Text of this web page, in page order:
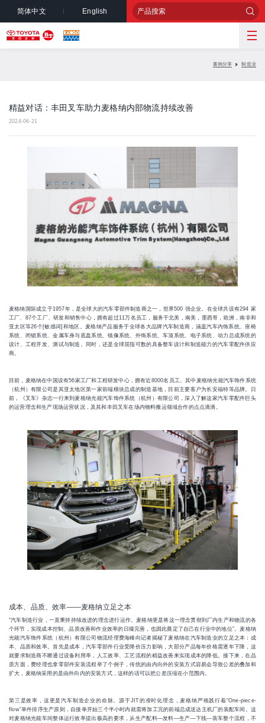
简体中文 English
案例分享 制造业
精益对话：丰田叉车助力麦格纳内部物流持续改善
2024-06-21
麦格纳国际成立于1957年，是全球大的汽车零部件制造商之一，世界500 强企业。在全球共设有294 家
工厂、87个工厂、研发和销售中心，拥有超过11万名员工，服务于北美，南美，墨西哥，欧洲，南非和
亚太区等26个[敏感词]和地区。麦格纳产品服务于全球各大品牌汽车制造商，涵盖汽车内饰系统、座椅
系统、闭锁系统、金属车身与底盘系统、镜像系统、外饰系统、车顶系统、电子系统、动力总成系统的
设计、工程开发、测试与制造。同时，还是全球屈指可数的具备整车设计和制造能力的汽车零配件供应
商。
目前，麦格纳在中国设有56家工厂和工程研发中心，拥有近8000名员工。其中麦格纳光能汽车饰件系统
（杭州）有限公司是其亚太地区第一家前端模块总成的制造基地，目前主要客户为长安福特等品牌。日
前，《叉车》杂志一行来到麦格纳光能汽车饰件系统（杭州）有限公司，深入了解这家汽车零配件巨头
的运营理念和生产现场运营状况，及其和丰田叉车在场内物料搬运领域合作的点点滴滴。
成本、品质、效率——麦格纳立足之本
“汽车制造行业，一直秉持持续改进的理念进行运作。麦格纳更是将这一理念贯彻到厂内生产和物流的各
个环节，实现成本控制、品质改善和作业效率的日臻完善，也因此奠定了自己在行业中的地位”。麦格纳
光能汽车饰件系统（杭州）有限公司物流经理费海峰向记者揭秘了麦格纳在汽车制造业的立足之本：成
本、品质和效率。首先是成本，汽车零部件行业受降价压力影响，大部分产品每年价格需逐年下降，这
就要求制造商不断通过设备利用率，人工效率、工艺流程的精益改善来实现成本的降低。接下来，在品
质方面，费经理也拿零部件安装流程举了个例子，传统的由内向外的安装方式容易会导致公差的叠加和
扩大，麦格纳采用的是由外向内的安装方式，这样的话可以把公差压缩在小范围内。
第三是效率，这更是汽车制造企业的命脉。源于JIT的准时化理念，麦格纳严格践行着“One-piece-
flow”单件排序生产原则，自接单开始三个半小时内就需将加工完的前端总成送达主机厂的装配车间。这
对麦格纳光能车间整体运行效率提出极高的要求，从生产配料—发料—生产—下线—装车整个流程，不